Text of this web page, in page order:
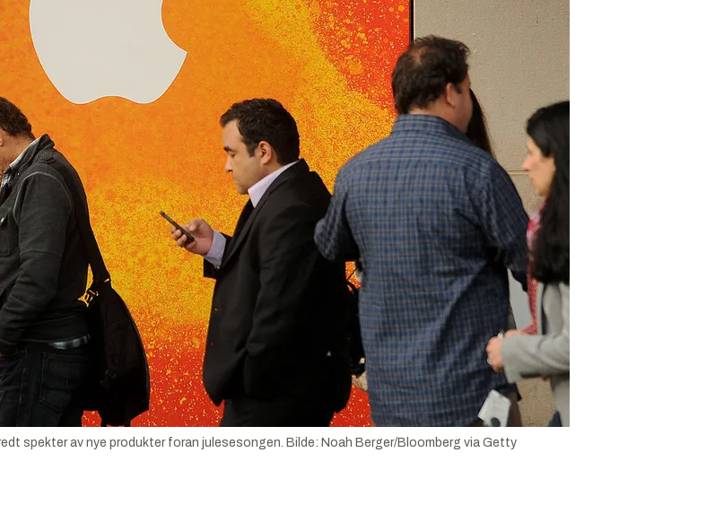
spekter av nye produkter foran julesesongen. Bilde: Noah Berger/Bloomberg via Getty